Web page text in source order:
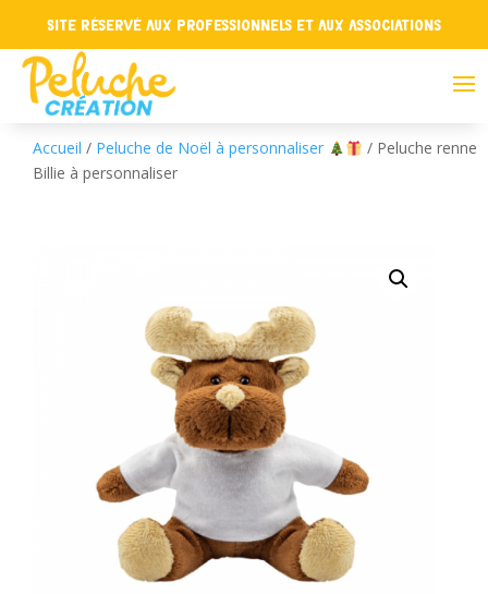
Site réservé aux professionnels et aux associations
Accueil / Peluche de Noël à personnaliser
/ Peluche renne
Billie à personnaliser